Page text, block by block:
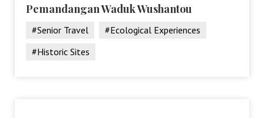
Pemandangan Waduk Wushantou
#Senior Travel
#Ecological Experiences
#Historic Sites